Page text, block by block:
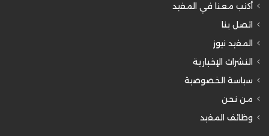
أكتب معنا في المفيد
اتصل بنا
المفيد نيوز
النشرات الإخبارية
سياسة الخصوصية
من نحن
وظائف المفيد